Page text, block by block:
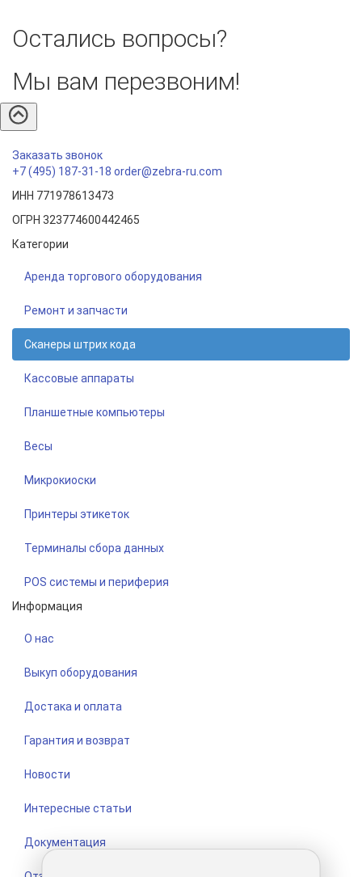
Остались вопросы?
Мы вам перезвоним!
Заказать звонок
+7 (495) 187-31-18 order@zebra-ru.com
ИНН 771978613473
ОГРН 323774600442465
Категории
Аренда торгового оборудования
Ремонт и запчасти
Сканеры штрих кода
Кассовые аппараты
Планшетные компьютеры
Весы
Микрокиоски
Принтеры этикеток
Терминалы сбора данных
POS системы и периферия
Информация
О нас
Выкуп оборудования
Достака и оплата
Гарантия и возврат
Новости
Интересные статьи
Документация